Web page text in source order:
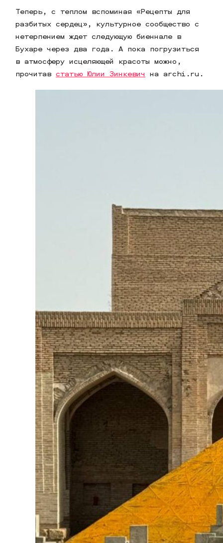
Теперь, с теплом вспоминая «Рецепты для
разбитых сердец», культурное сообщество с
нетерпением ждет следующую биеннале в
Бухаре через два года. А пока погрузиться
в атмосферу исцеляющей красоты можно,
прочитавстатью Юлии Зинкевич на archi.ru.